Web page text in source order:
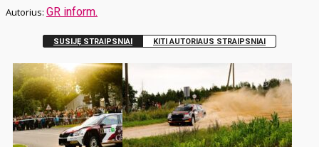
GR inform.
SUSIJĘ STRAIPSNIAI KITI AUTORIAUS STRAIPSNIAI